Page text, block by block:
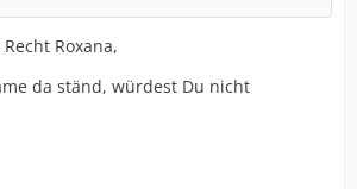
Roxana,
da ständ, würdest Du nicht